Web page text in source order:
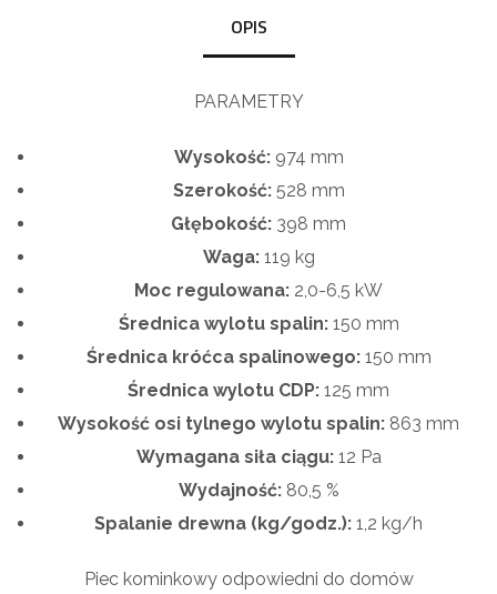
OPIS
PARAMETRY
Wysokość:974 mm
Szerokość:528 mm
Głębokość: 398 mm
Waga:119 kg
Moc regulowana: 2,0-6,5 kW
Średnica wylotu spalin: 150 mm
Średnica króćca spalinowego:150 mm
Średnica wylotu CDP: 125 mm
Wysokość osi tylnego wylotu spalin: 863 mm
Wymagana siła ciągu: 12 Pa
Wydajność: 80,5 %
Spalanie drewna (kg/godz.): 1,2 kg/h
Piec kominkowy odpowiedni do domów